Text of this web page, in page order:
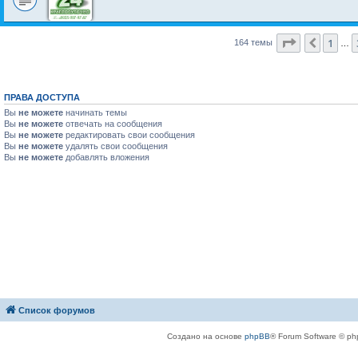
164 темы Страница
Пред.
1
ПРАВА ДОСТУПА
Вы не можете начинать темы
Вы не можете отвечать на сообщения
Вы не можете редактировать свои сообщения
Вы не можете удалять свои сообщения
Вы не можете добавлять вложения
Список форумов
Создано на основе phpBB® Forum Software ©